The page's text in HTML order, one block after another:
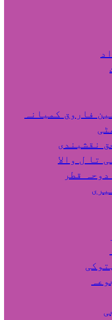
فاروق کمیانہ
نقشبندی
تا ل والا
قطر